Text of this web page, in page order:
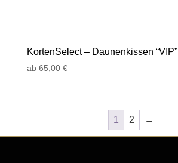
KortenSelect – Daunenkissen “VIP”
ab 65,00 €
1 2 →